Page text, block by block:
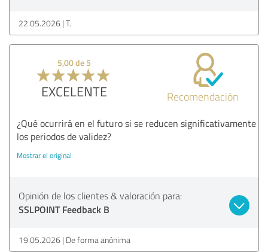
22.05.2026 T.
5,00 de 5
EXCELENTE Recomendación
¿Qué ocurrirá en el futuro si se reducen significativamente
los periodos de validez?
Mostrar el original
Opinión de los clientes & valoración para:
SSLPOINT Feedback B
19.05.2026 De forma anónima